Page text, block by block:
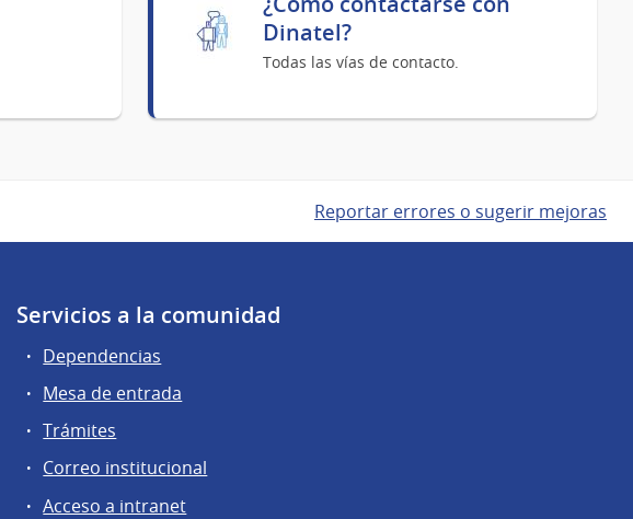
Dinatel?
Todas las vías de contacto.
Reportar errores o sugerir mejoras
Servicios a la comunidad
Dependencias
Mesa de entrada
Trámites
Correo institucional
Acceso a intranet